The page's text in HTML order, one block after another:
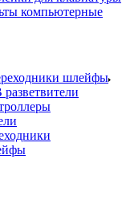
компьютерные
шлейфы
разветвители